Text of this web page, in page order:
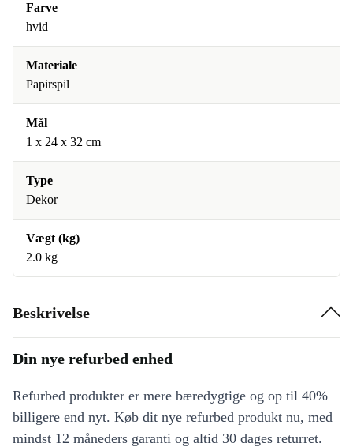
Farve
hvid
Materiale
Papirspil
Mål
1 x 24 x 32 cm
Type
Dekor
Vægt (kg)
2.0 kg
Beskrivelse
Din nye refurbed enhed
Refurbed produkter er mere bæredygtige og op til 40%
billigere end nyt. Køb dit nye refurbed produkt nu, med
mindst 12 måneders garanti og altid 30 dages returret.